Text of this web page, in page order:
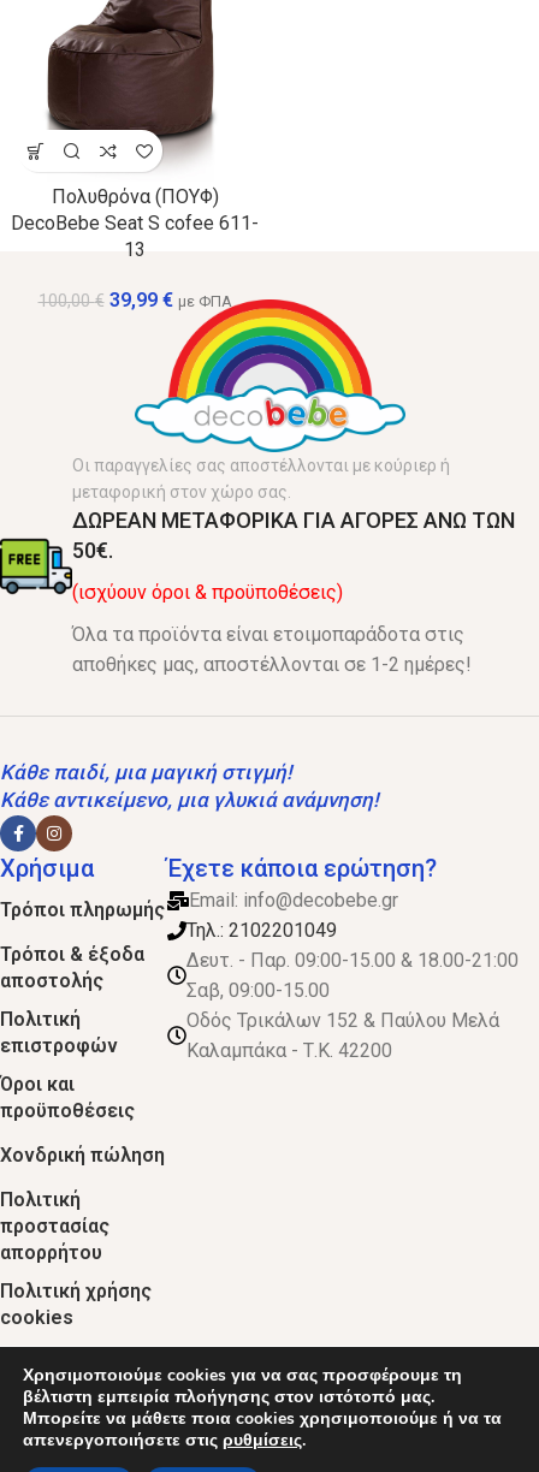
Πολυθρόνα (ΠΟΥΦ)
DecoBebe Seat S cofee 611-
13
100,00€ 39,99 € με ΦΠΑ
Οι παραγγελίες σας αποστέλλονται με κούριερ ή
μεταφορική στον χώρο σας.
ΔΩΡΕΑΝ ΜΕΤΑΦΟΡΙΚΑ ΓΙΑ ΑΓΟΡΕΣ ΑΝΩ ΤΩΝ
50€.
(ισχύουν όροι & προϋποθέσεις)
Όλα τα προϊόντα είναι ετοιμοπαράδοτα στις
αποθήκες μας, αποστέλλονται σε 1-2 ημέρες!
Κάθε παιδί, μια μαγική στιγμή!
Κάθε αντικείμενο, μια γλυκιά ανάμνηση!
Χρήσιμα
Τρόποι πληρωμής
Τρόποι & έξοδα
αποστολής
Πολιτική
επιστροφών
Όροι και
προϋποθέσεις
Χονδρική πώληση
Πολιτική
προστασίας
απορρήτου
Πολιτική χρήσης
cookies
Έχετε κάποια ερώτηση?
Email: info@decobebe.gr
Τηλ.: 2102201049
Δευτ. - Παρ. 09:00-15.00 & 18.00-21:00
Σαβ, 09:00-15.00
Οδός Τρικάλων 152 & Παύλου Μελά
Καλαμπάκα - Τ.Κ. 42200
© 2024 :: decobebe.gr
Χρησιμοποιούμε cookies για να σας προσφέρουμε τη
βέλτιστη εμπειρία πλοήγησης στον ιστότοπό μας.
Μπορείτε να μάθετε ποια cookies χρησιμοποιούμε ή να τα
απενεργοποιήσετε στις ρυθμίσεις.